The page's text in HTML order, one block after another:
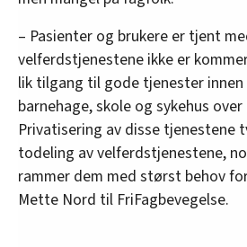
– Pasienter og brukere er tjent
velferdstjenestene ikke er
lik tilgang til gode tjenester
barnehage, skole og sykehus
Privatisering av disse tjenestene
todeling av velferdstjenestene,
rammer dem med størst behov
Mette Nord til FriFagbevegelse.